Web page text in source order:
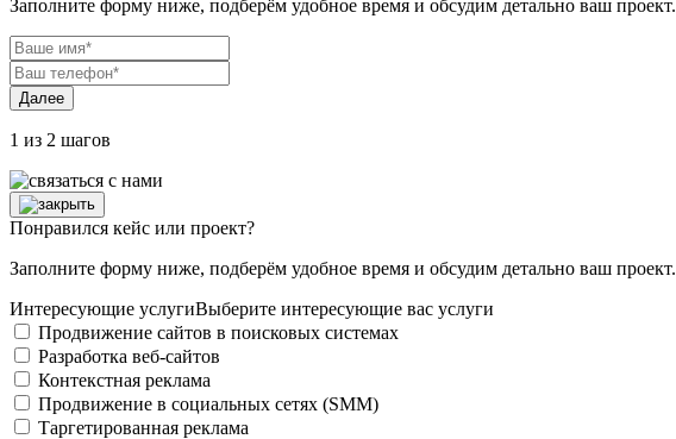
Заполните форму ниже, подберём удобное время и обсудим детально ваш проект.
Далее
1 из 2 шагов
Понравился кейс или проект?
Заполните форму ниже, подберём удобное время и обсудим детально ваш проект.
Интересующие услугиВыберите интересующие вас услуги
Продвижение сайтов в поисковых системах
Разработка веб-сайтов
Контекстная реклама
Продвижение в социальных сетях (SMM)
Таргетированная реклама